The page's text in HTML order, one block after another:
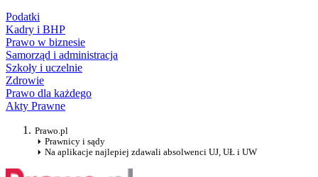
Podatki
Kadry i BHP
Prawo w biznesie
Samorząd i administracja
Szkoły i uczelnie
Zdrowie
Prawo dla każdego
Akty Prawne
Prawo.pl
Prawnicy i sądy
Na aplikacje najlepiej zdawali absolwenci UJ, UŁ i UW